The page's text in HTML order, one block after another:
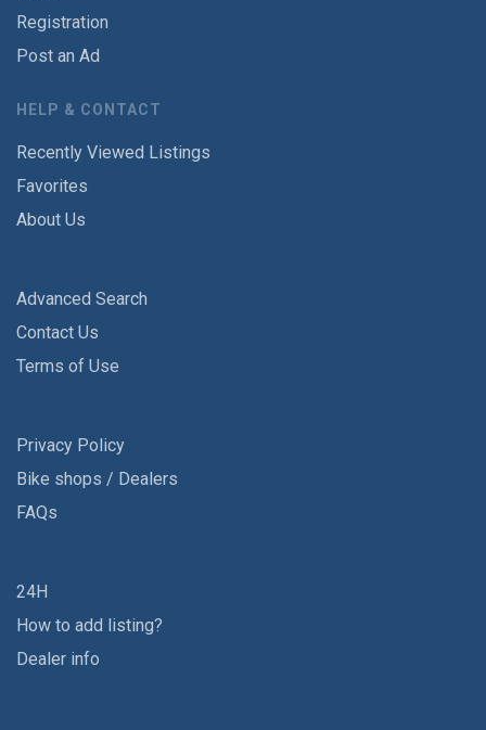
Registration
Post an Ad
HELP & CONTACT
Recently Viewed Listings
Favorites
About Us
Advanced Search
Contact Us
Terms of Use
Privacy Policy
Bike shops / Dealers
FAQs
24H
How to add listing?
Dealer info